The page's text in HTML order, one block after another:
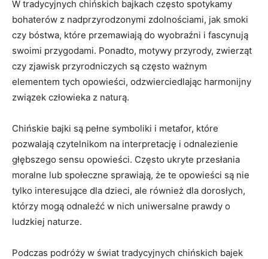
W tradycyjnych chińskich bajkach często spotykamy
bohaterów z nadprzyrodzonymi⁢ zdolnościami, jak smoki
czy bóstwa, które przemawiają do wyobraźni ⁤i fascynują
swoimi przygodami. Ponadto, motywy przyrody, zwierząt
⁤czy zjawisk przyrodniczych są często ważnym
elementem tych opowieści, odzwierciedlając ‍harmonijny
związek człowieka z naturą.
Chińskie bajki są pełne symboliki i metafor, ‍które
pozwalają⁤ czytelnikom na​ interpretację i odnalezienie
głębszego sensu opowieści. Często ukryte przesłania
moralne lub społeczne sprawiają, że te opowieści są nie
tylko interesujące dla dzieci, ‍ale również dla dorosłych,
którzy mogą odnaleźć w nich uniwersalne prawdy o
ludzkiej naturze.
Podczas podróży w świat tradycyjnych chińskich bajek